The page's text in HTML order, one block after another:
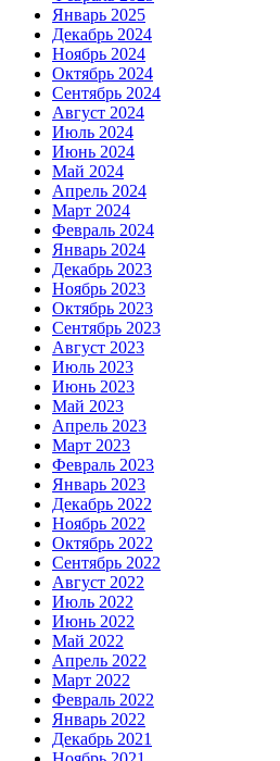
Январь 2025
Декабрь 2024
Ноябрь 2024
Октябрь 2024
Сентябрь 2024
Август 2024
Июль 2024
Июнь 2024
Май 2024
Апрель 2024
Март 2024
Февраль 2024
Январь 2024
Декабрь 2023
Ноябрь 2023
Октябрь 2023
Сентябрь 2023
Август 2023
Июль 2023
Июнь 2023
Май 2023
Апрель 2023
Март 2023
Февраль 2023
Январь 2023
Декабрь 2022
Ноябрь 2022
Октябрь 2022
Сентябрь 2022
Август 2022
Июль 2022
Июнь 2022
Май 2022
Апрель 2022
Март 2022
Февраль 2022
Январь 2022
Декабрь 2021